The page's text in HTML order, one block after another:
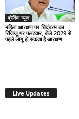
ब्रेकिंग न्यूज
महिला आरक्षण पर चिदंबरम का
रिजिजू पर पलटवार, बोले-2029 से
पहले लागू हो सकता है आरक्षण
Live Updates